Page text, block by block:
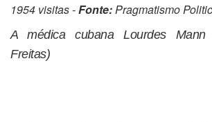
1954 visitas -Fonte: Pragmatismo
A médica cubana Lourdes Mann
Freitas)